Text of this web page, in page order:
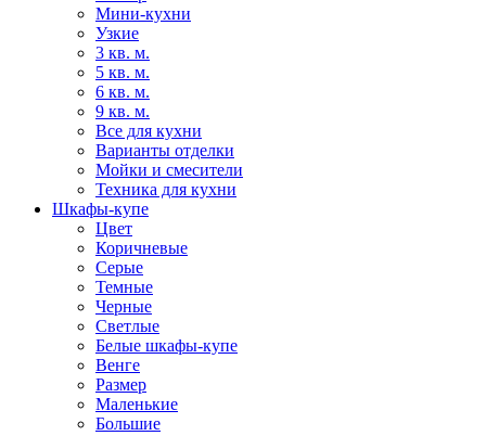
Мини-кухни
Узкие
3 кв. м.
5 кв. м.
6 кв. м.
9 кв. м.
Все для кухни
Варианты отделки
Мойки и смесители
Техника для кухни
Шкафы-купе
Цвет
Коричневые
Серые
Темные
Черные
Светлые
Белые шкафы-купе
Венге
Размер
Маленькие
Большие